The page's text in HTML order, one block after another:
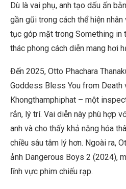
Dù là vai phụ, anh tạo dấu ấn
gần gũi trong cách thể hiện
tục góp mặt trong Something in
thác phong cách diễn mang hơi
Đến 2025, Otto Phachara
Goddess Bless You from Death
Khongthamphiphat – một
rắn, lý trí. Vai diễn này phù hợp
anh và cho thấy khả năng hóa
chiều sâu tâm lý hơn. Ngoài ra,
ảnh Dangerous Boys 2 (2024),
lĩnh vực phim chiếu rạp.